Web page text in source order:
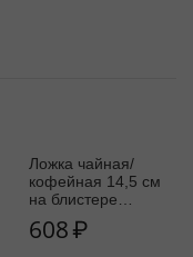
Ложка чайная/
кофейная 14,5 см
на блистере
608₽